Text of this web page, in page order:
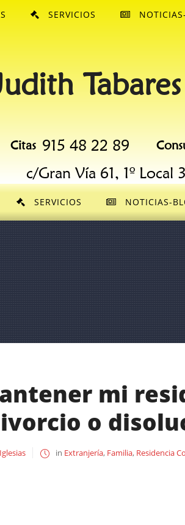
Citas 915 48 22 89
c/Gran Vía 61, 1º Local
SERVICIOS NOTICIAS-
SERVICIOS
mi
o
in Extranjería, Familia, Residencia